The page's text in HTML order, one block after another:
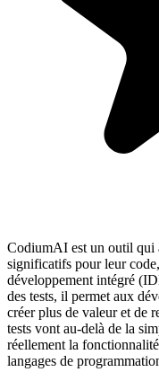
CodiumAI est un outil qui
significatifs pour leur
développement intégré
des tests, il permet aux
créer plus de valeur et de
tests vont au-delà de la
réellement la
langages de